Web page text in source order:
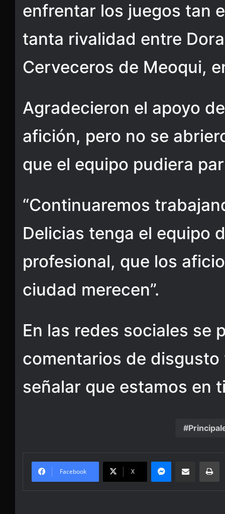
enfrentar los juegos tan
tanta rivalidad entre
Cerveceros de Meoqui,
Agradecieron el apoyo
afición, pero no se
que el equipo pudiera
“Continuaremos
Delicias tenga el equipo
profesional, que los
ciudad merecen”.
En las redes sociales se
comentarios de
señalar que estamos en
Facebook X
Messenger
Share via Email